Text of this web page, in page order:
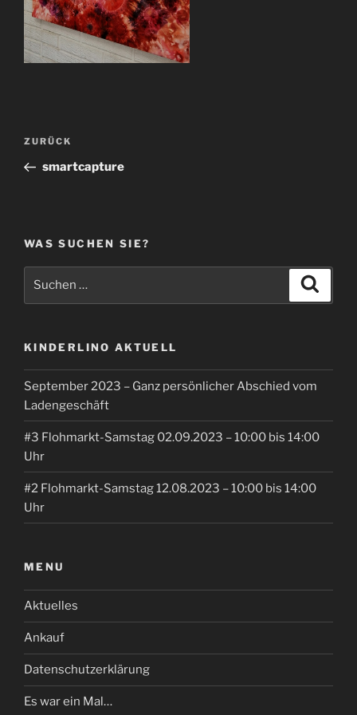
Beitragsnavigation
Vorheriger
Beitrag
ZURÜCK
smartcapture
WAS SUCHEN SIE?
KINDERLINO AKTUELL
September 2023 – Ganz persönlicher Abschied vom
Ladengeschäft
#3 Flohmarkt-Samstag 02.09.2023 – 10:00 bis 14:00
Uhr
#2 Flohmarkt-Samstag 12.08.2023 – 10:00 bis 14:00
Uhr
MENU
Aktuelles
Ankauf
Datenschutzerklärung
Es war ein Mal…